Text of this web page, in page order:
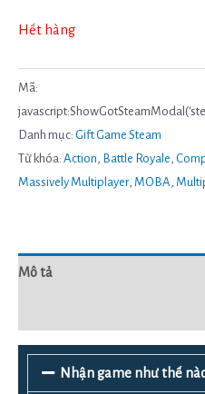
Hết hàng
Mã:
Danh mục: Gift Game Steam
Từ khóa: Action Battle Royale
Massively Multiplayer, MOBA
Mô tả
Nhận game như thế